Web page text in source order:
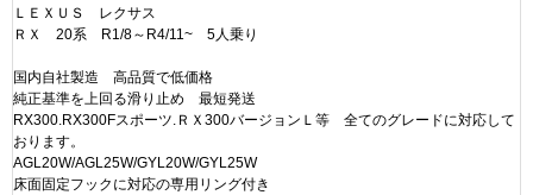
ＬＥＸＵＳ レクサス
ＲＸ 20系 R1/8～R4/11~ 5人乗り
国内自社製造 高品質で低価格
純正基準を上回る滑り止め 最短発送
RX300.RX300Fスポーツ.ＲＸ300バージョンＬ等 全てのグレードに対応して
おります。
AGL20W/AGL25W/GYL20W/GYL25W
床面固定フックに対応の専用リング付き